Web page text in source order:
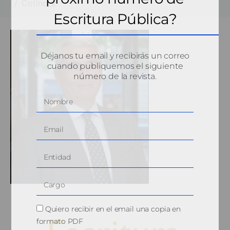
Cotino_2
Escritura Pública?
Déjanos tu email y recibirás un correo
cuando publiquemos el siguiente
número de la revista.
Quiero recibir en el email una copia en
formato PDF